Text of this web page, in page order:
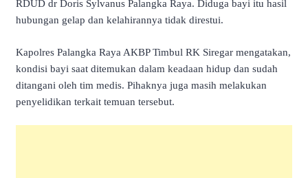
RDUD dr Doris Sylvanus Palangka Raya. Diduga bayi itu hasil
hubungan gelap dan kelahirannya tidak direstui.
Kapolres Palangka Raya AKBP Timbul RK Siregar mengatakan,
kondisi bayi saat ditemukan dalam keadaan hidup dan sudah
ditangani oleh tim medis. Pihaknya juga masih melakukan
penyelidikan terkait temuan tersebut.